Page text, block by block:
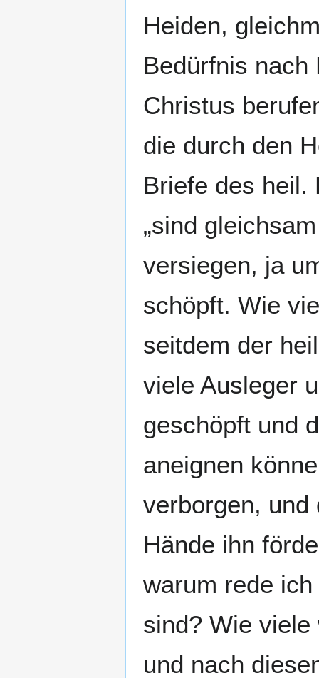
Heiden,
Bedürfnis nach
Christus
die durch den
Briefe des heil.
„sind
versiegen, ja
schöpft. Wie
seitdem der
viele Ausleger
geschöpft und
aneignen
verborgen, und
Hände ihn
warum rede
sind? Wie
und nach